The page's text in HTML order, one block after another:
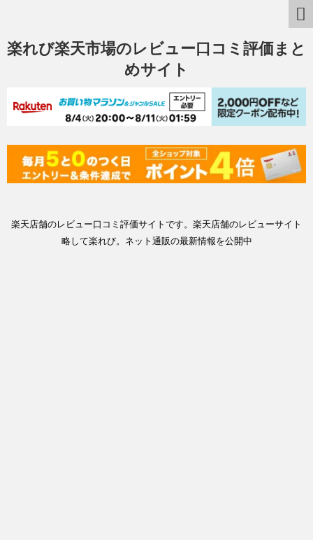
楽れび楽天市場のレビュー口コミ評価まと
めサイト
楽天店舗のレビュー口コミ評価サイトです。楽天店舗のレビューサイト
略して楽れび。ネット通販の最新情報を公開中